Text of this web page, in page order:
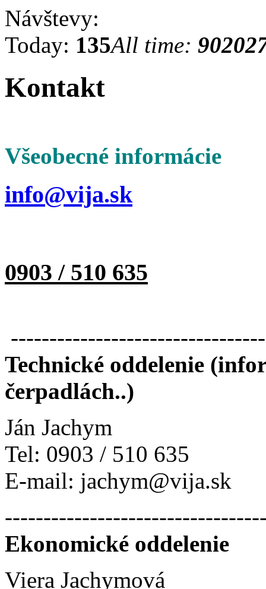
Návštevy:
Today: 135All time:
Kontakt
Všeobecné informácie
info@vija.sk
0903 / 510 635
Technické oddelenie
čerpadlách..)
Ján Jachym
Tel: 0903 / 510 635
E-mail: jachym@vija.sk
Ekonomické oddelenie
Viera Jachymová